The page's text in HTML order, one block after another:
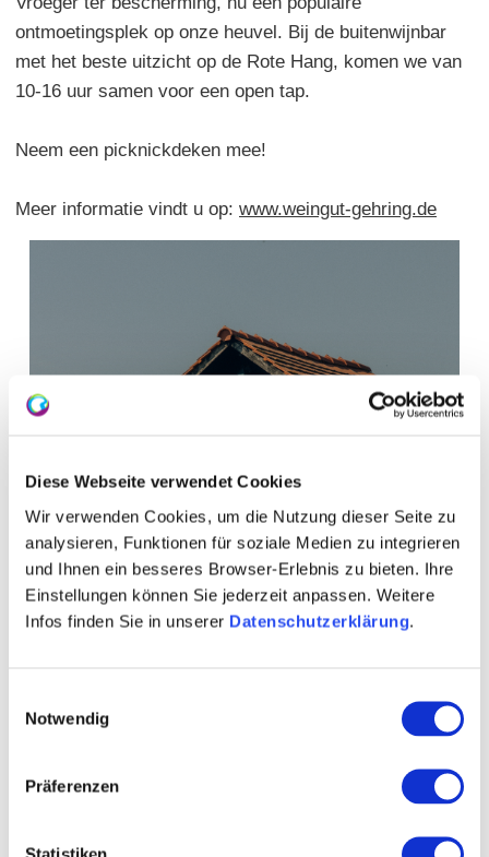
Diese Webseite verwendet Cookies
Wir verwenden Cookies, um die Nutzung dieser Seite zu
analysieren, Funktionen für soziale Medien zu integrieren
und Ihnen ein besseres Browser-Erlebnis zu bieten. Ihre
Einstellungen können Sie jederzeit anpassen. Weitere
Infos finden Sie in unserer Datenschutzerklärung.
Notwendig
Präferenzen
Statistiken
ontmoetingsplek op onze heuvel. Bij de buitenwijnbar
met het beste uitzicht op de Rote Hang, komen we van
10-16 uur samen voor een open tap.
Neem een picknickdeken mee!
Meer informatie vindt u op: www.weingut-gehring.de
WEITERE TERMINE